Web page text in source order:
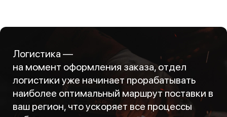
Логистика —
на момент оформления заказа, отдел
логистики уже начинает прорабатывать
наиболее оптимальный маршрут поставки в
ваш регион, что ускоряет все процессы